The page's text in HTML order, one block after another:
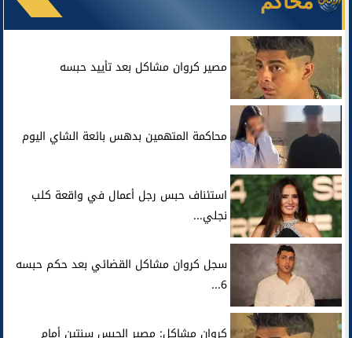
مصير كروان مشاكل بعد تأييد حبسه
محاكمة المتهمين بدهس بائعة الشاي اليوم
استئناف حبس رجل أعمال في واقعة كلب
نجلي...
سجل كروان مشاكل القضائي بعد حكم حبسه
6...
كروان مشاكل: مصير الحبس سنتين أمام